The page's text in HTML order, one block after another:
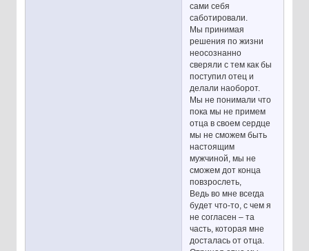
сами себя
саботировали.
Мы принимая
решения по жизни
неосознанно
сверяли с тем как бы
поступил отец и
делали наоборот.
Мы не понимали что
пока мы не примем
отца в своем сердце
мы не сможем быть
настоящим
мужчиной, мы не
сможем дот конца
повзрослеть,
Ведь во мне всегда
будет что-то, с чем я
не согласен – та
часть, которая мне
досталась от отца.